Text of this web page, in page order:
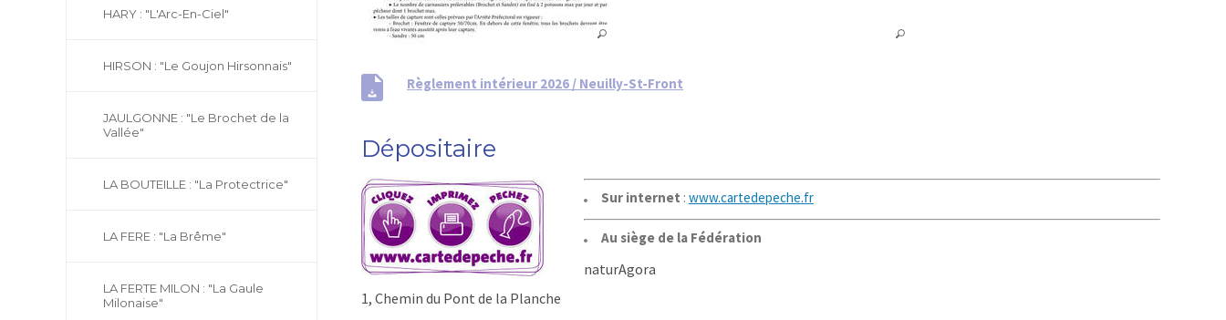
HARY : "L'Arc-En-Ciel"
HIRSON : "Le Goujon Hirsonnais"
JAULGONNE : "Le Brochet de la
Vallée"
LA BOUTEILLE : "La Protectrice"
LA FERE : "La Brême"
LA FERTE MILON : "La Gaule
Milonaise"
Règlement intérieur 2026 / Neuilly-St-Front
Dépositaire
Sur internet : www.cartedepeche.fr
Au siège de la Fédération
naturAgora
1, Chemin du Pont de la Planche